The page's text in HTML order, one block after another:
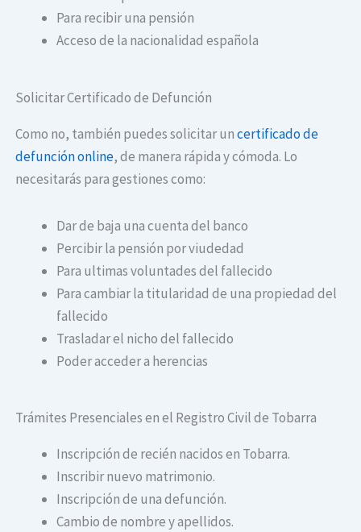
Para recibir una pensión
Acceso de la nacionalidad española
Solicitar Certificado de Defunción
Como no, también puedes solicitar uncertificado de
defunción online, de manera rápida y cómoda. Lo
necesitarás para gestiones como:
Dar de baja una cuenta del banco
Percibir la pensión por viudedad
Para ultimas voluntades del fallecido
Para cambiar la titularidad de una propiedad del
fallecido
Trasladar el nicho del fallecido
Poder acceder a herencias
Trámites Presenciales en el Registro Civil de Tobarra
Inscripción de recién nacidos en Tobarra.
Inscribir nuevo matrimonio.
Inscripción de una defunción.
Cambio de nombre y apellidos.